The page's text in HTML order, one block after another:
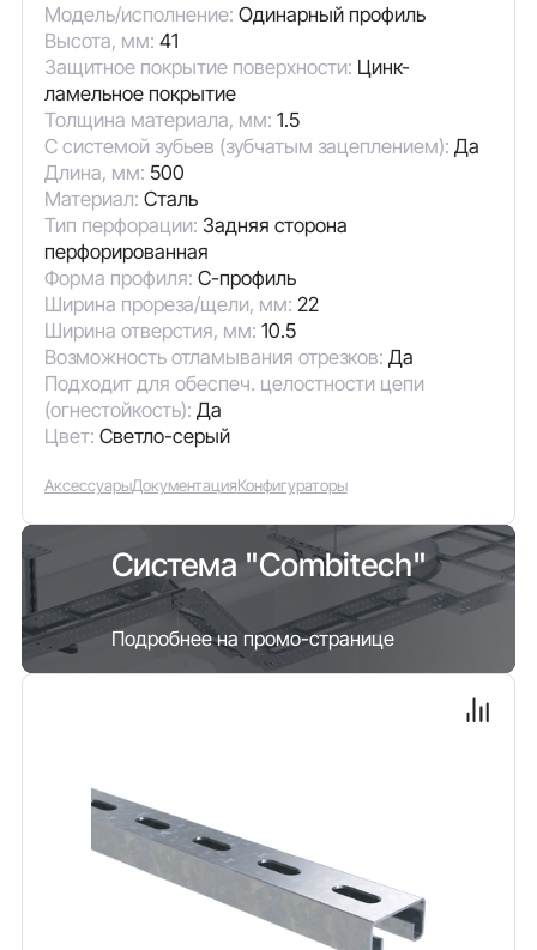
Модель/исполнение: Одинарный профиль
Высота, мм: 41
Защитное покрытие поверхности: Цинк-
ламельное покрытие
Толщина материала, мм: 1.5
С системой зубьев (зубчатым зацеплением): Да
Длина, мм: 500
Материал: Сталь
Тип перфорации: Задняя сторона
перфорированная
Форма профиля: С-профиль
Ширина прореза/щели, мм: 22
Ширина отверстия, мм: 10.5
Возможность отламывания отрезков: Да
Подходит для обеспеч. целостности цепи
(огнестойкость): Да
Цвет: Светло-серый
АксессуарыДокументацияКонфигураторы
Система "Combitech"
Подробнее на промо-странице